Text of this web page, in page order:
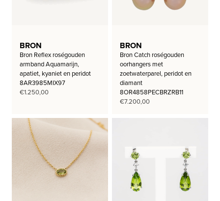
BRON
Bron Reflex roségouden
armband Aquamarijn,
apatiet, kyaniet en peridot
8AR3985MIX97
€1.250,00
BRON
Bron Catch roségouden
oorhangers met
zoetwaterparel, peridot en
diamant
8OR4858PECBRZRB11
€7.200,00